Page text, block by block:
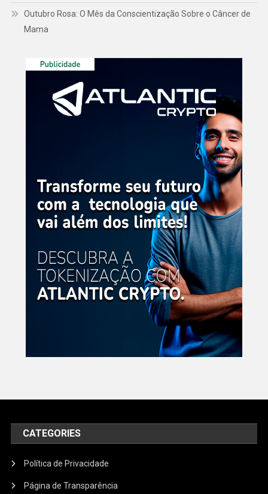
Outubro Rosa: O Mês da Conscientização Sobre o Câncer de
Mama
CATEGORIES
Política de Privacidade
Página de Transparência